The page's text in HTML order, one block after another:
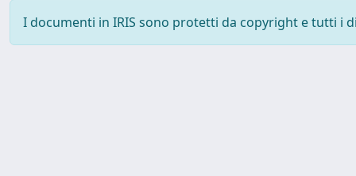
I documenti in IRIS sono protetti da copyright e tutti i